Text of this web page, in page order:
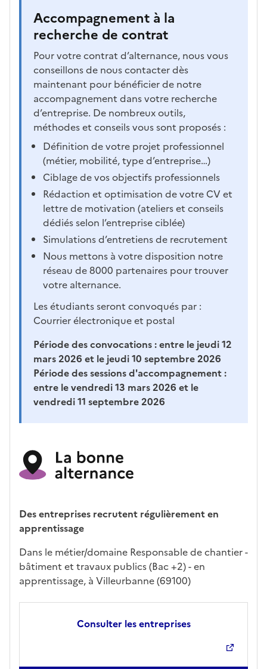
Accompagnement à la
recherche de contrat
Pour votre contrat d’alternance, nous vous
conseillons de nous contacter dès
maintenant pour bénéficier de notre
accompagnement dans votre recherche
d’entreprise. De nombreux outils,
méthodes et conseils vous sont proposés :
Définition de votre projet professionnel
(métier, mobilité, type d’entreprise…)
Ciblage de vos objectifs professionnels
Rédaction et optimisation de votre CV et
lettre de motivation (ateliers et conseils
dédiés selon l’entreprise ciblée)
Simulations d’entretiens de recrutement
Nous mettons à votre disposition notre
réseau de 8000 partenaires pour trouver
votre alternance.
Les étudiants seront convoqués par :
Courrier électronique et postal
Période des convocations :entre le jeudi 12
mars 2026 et le jeudi 10 septembre 2026
Période des sessions d'accompagnement :
entre le vendredi 13 mars 2026 et le
vendredi 11 septembre 2026
Des entreprises recrutent régulièrement en
apprentissage
Dans le métier/domaine Responsable de chantier -
bâtiment et travaux publics (Bac +2) - en
apprentissage, à Villeurbanne (69100)
Consulter les entreprises